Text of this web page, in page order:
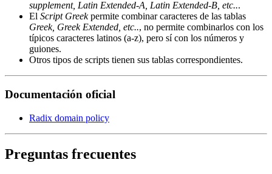
supplement, Latin Extended-A, Latin Extended-B, etc...
El Script Greekpermite combinar caracteres de las tablas
Greek, Greek Extended, etc.., no permite combinarlos con los
típicos caracteres latinos (a-z), pero sí con los números y
guiones.
Otros tipos de scripts tienen sus tablas correspondientes.
Documentación oficial
Radix domain policy
Preguntas frecuentes